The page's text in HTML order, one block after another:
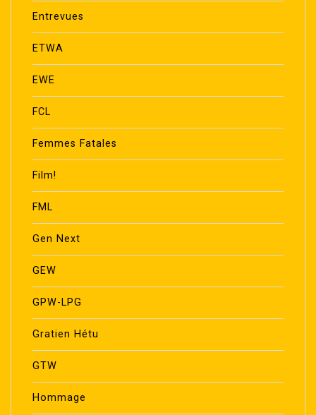
Entrevues
ETWA
EWE
FCL
Femmes Fatales
Film!
FML
Gen Next
GEW
GPW-LPG
Gratien Hétu
GTW
Hommage